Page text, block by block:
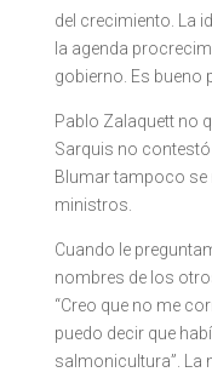
del crecimiento. La
la agenda
gobierno. Es bueno
Pablo Zalaquett no
Sarquis no contestó
Blumar tampoco se
ministros.
Cuando le
nombres de los
“Creo que no me
puedo decir que
salmonicultura”. La